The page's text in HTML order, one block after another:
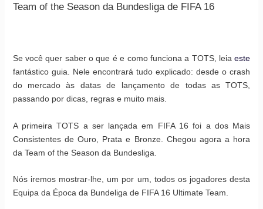
Team of the Season da Bundesliga de FIFA 16
Se você quer saber o que é e como funciona a TOTS, leiaeste
fantástico guia. Nele encontrará tudo explicado: desde o crash
do mercado às datas de lançamento de todas as TOTS,
passando por dicas, regras e muito mais.
A primeira TOTS a ser lançada em FIFA 16 foi a dos Mais
Consistentes de Ouro, Prata e Bronze. Chegou agora a hora
da Team of the Season da Bundesliga.
Nós iremos mostrar-lhe, um por um, todos os jogadores desta
Equipa da Época da Bundeliga de FIFA 16 Ultimate Team.